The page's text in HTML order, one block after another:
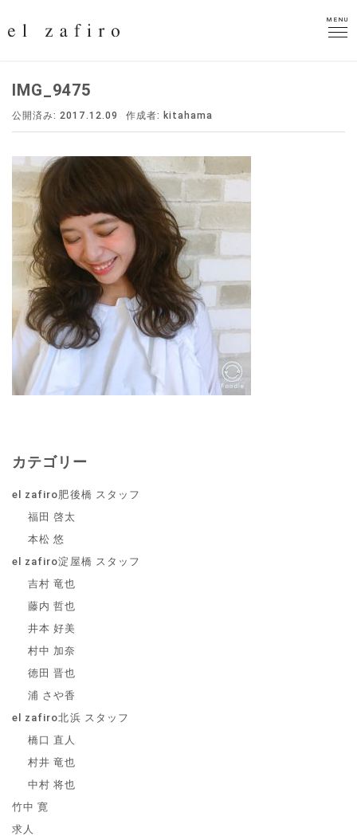
MENU
MENU
IMG_9475
公開済み: 2017.12.09 作成者: kitahama
カテゴリー
el zafiro肥後橋 スタッフ
福田 啓太
本松 悠
el zafiro淀屋橋 スタッフ
吉村 竜也
藤内 哲也
井本 好美
村中 加奈
徳田 晋也
浦 さや香
el zafiro北浜 スタッフ
橋口 直人
村井 竜也
中村 将也
竹中 寛
求人